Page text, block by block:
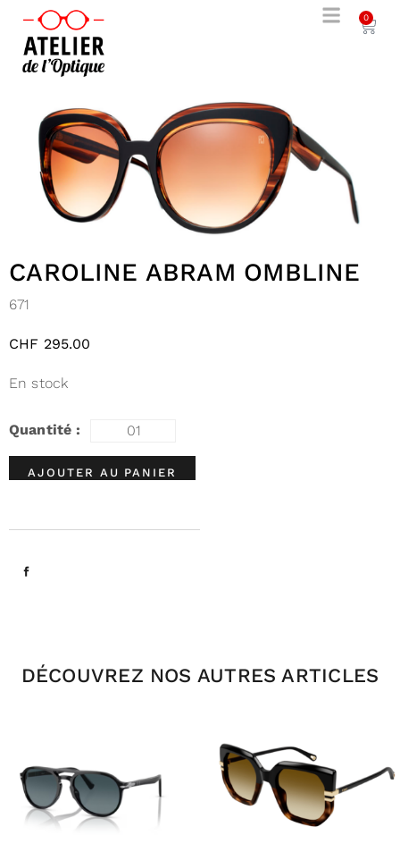
0
CAROLINE ABRAM OMBLINE
671
CHF 295.00
En stock
AJOUTER AU PANIER
DÉCOUVREZ NOS AUTRES ARTICLES